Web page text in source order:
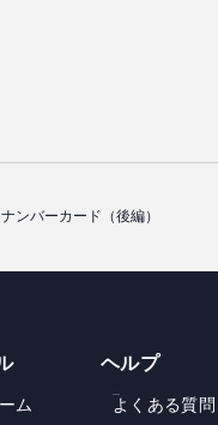
ンバーカード（後編）
ム
ヘルプ
よくある質問